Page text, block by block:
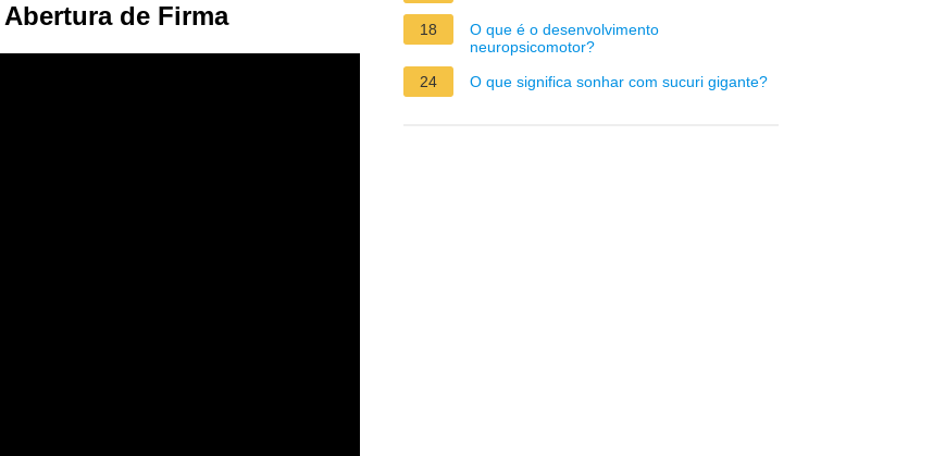
de Firma 18
O que é o desenvolvimento
neuropsicomotor?
24
O que significa sonhar com sucuri gigante?